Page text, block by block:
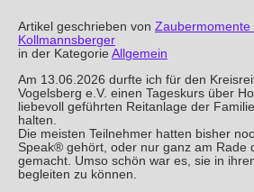
Artikel geschrieben von Zaubermomente
Kollmannsberger
in der Kategorie Allgemein
Am 13.06.2026 durfte ich für den
Vogelsberg e.V. einen Tageskurs über
liebevoll geführten Reitanlage der
halten.
Die meisten Teilnehmer hatten bisher
Speak® gehört, oder nur ganz am Rade
gemacht. Umso schön war es, sie in
begleiten zu können.